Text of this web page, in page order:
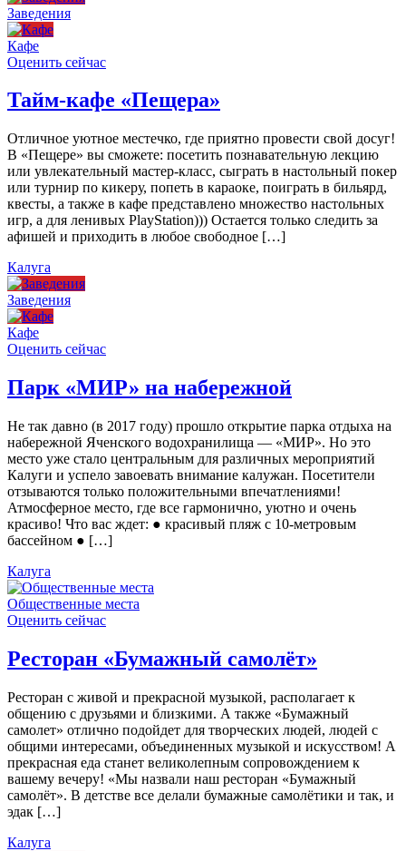
Заведения
Кафе
Оценить сейчас
Тайм-кафе «Пещера»
Отличное уютное местечко, где приятно провести свой досуг!
В «Пещере» вы сможете: посетить познавательную лекцию
или увлекательный мастер-класс, сыграть в настольный покер
или турнир по кикеру, попеть в караоке, поиграть в бильярд,
квесты, а также в кафе представлено множество настольных
игр, а для ленивых PlayStation))) Остается только следить за
афишей и приходить в любое свободное […]
Калуга
Заведения
Кафе
Оценить сейчас
Парк «МИР» на набережной
Не так давно (в 2017 году) прошло открытие парка отдыха на
набережной Яченского водохранилища — «МИР». Но это
место уже стало центральным для различных мероприятий
Калуги и успело завоевать внимание калужан. Посетители
отзываются только положительными впечатлениями!
Атмосферное место, где все гармонично, уютно и очень
красиво! Что вас ждет: ● красивый пляж с 10-метровым
бассейном ● […]
Калуга
Общественные места
Оценить сейчас
Ресторан «Бумажный самолёт»
Ресторан с живой и прекрасной музыкой, располагает к
общению с друзьями и близкими. А также «Бумажный
самолет» отлично подойдет для творческих людей, людей с
общими интересами, объединенных музыкой и искусством! А
прекрасная еда станет великолепным сопровождением к
вашему вечеру! «Мы назвали наш ресторан «Бумажный
самолёт». В детстве все делали бумажные самолётики и так, и
эдак […]
Калуга